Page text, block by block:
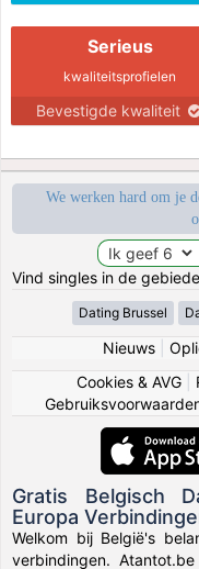
Serieus
kwaliteitsprofielen
Bevestigde kwaliteit
We werken hard om je
Vind singles in de
Dating Brussel
Nieuws|
Cookies & AVG
Gratis Belgisch
Europa
Welkom bij België's
verbindingen.